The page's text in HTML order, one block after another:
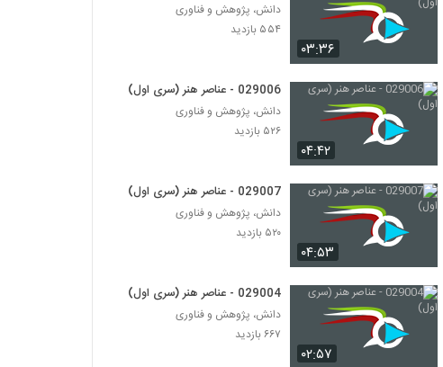
029018 - انیمیشن
۴۱۷ بازدید
029019 - انیمیشن
029020 - انیمیشن
۳۷۸ بازدید
029021 - انیمیشن
۴۱۶ بازدید
۰۳:۳۶
دانش، پژوهش و فناوری
۵۵۴ بازدید
۰۴:۴۲
029006 - عناصر هنر (سری اول)
دانش، پژوهش و فناوری
۵۲۶ بازدید
۰۴:۵۳
029007 - عناصر هنر (سری اول)
دانش، پژوهش و فناوری
۵۲۰ بازدید
۰۲:۵۷
029004 - عناصر هنر (سری اول)
دانش، پژوهش و فناوری
۶۶۷ بازدید